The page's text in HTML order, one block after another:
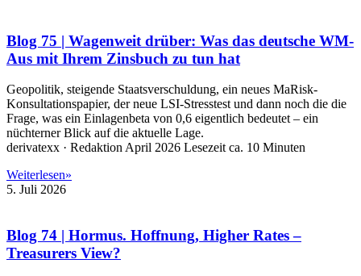
Blog 75 | Wagenweit drüber: Was das deutsche WM-
Aus mit Ihrem Zinsbuch zu tun hat
Geopolitik, steigende Staatsverschuldung, ein neues MaRisk-
Konsultationspapier, der neue LSI-Stresstest und dann noch die die
Frage, was ein Einlagenbeta von 0,6 eigentlich bedeutet – ein
nüchterner Blick auf die aktuelle Lage.
derivatexx · Redaktion April 2026 Lesezeit ca. 10 Minuten
Weiterlesen»
5. Juli 2026
Blog 74 | Hormus. Hoffnung, Higher Rates –
Treasurers View?